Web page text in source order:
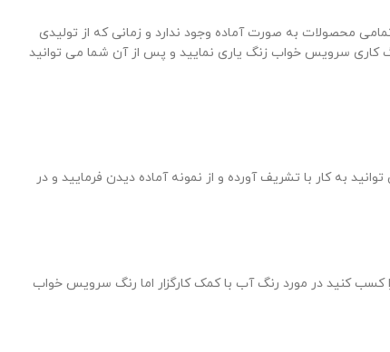
محصولات به صورت آماده وجود ندارد و زمانی که از تولیدی
کاری سرویس خواب زنگ یاری نمایید و پس از آن شما می توانید
به کار با تشریف آورده و از نمونه آماده دیدن فرمایید و در
کسب کنید در مورد رنگ آب با کمک کارگزار اما رنگ سرویس خواب